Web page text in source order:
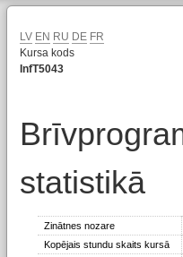
LV EN RU DE FR
Kursa kods
InfT5043
statistikā
Zinātnes nozare
Kopējais stundu skaits kursā